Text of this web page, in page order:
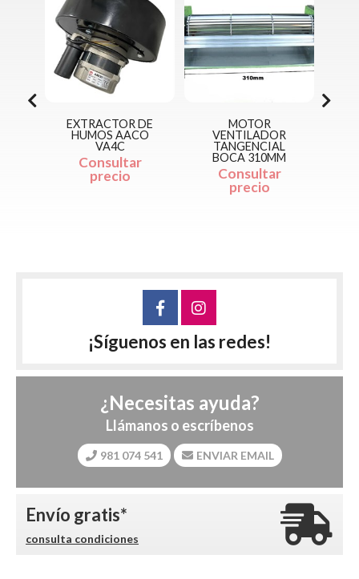
EXTRACTOR DE
HUMOS AACO
Consultar
VENTILADOR
TANGENCIAL
BOCA 310MM
Consultar
¡Síguenos en las redes!
¿Necesitas ayuda?
Llámanos o escríbenos
981 074 541 ENVIAR EMAIL
Envío gratis*
consulta condiciones